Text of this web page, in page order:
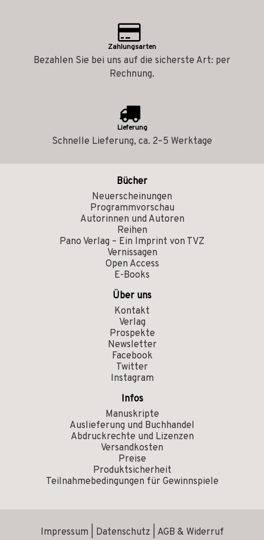
Zahlungsarten
Bezahlen Sie bei uns auf die sicherste Art: per
Rechnung.
Lieferung
Schnelle Lieferung, ca. 2–5 Werktage
Bücher
Neuerscheinungen
Programmvorschau
Autorinnen und Autoren
Reihen
Pano Verlag – Ein Imprint von TVZ
Vernissagen
Open Access
E-Books
Über uns
Kontakt
Verlag
Prospekte
Newsletter
Facebook
Twitter
Instagram
Infos
Manuskripte
Auslieferung und Buchhandel
Abdruckrechte und Lizenzen
Versandkosten
Preise
Produktsicherheit
Teilnahmebedingungen für Gewinnspiele
Impressum Datenschutz AGB & Widerruf